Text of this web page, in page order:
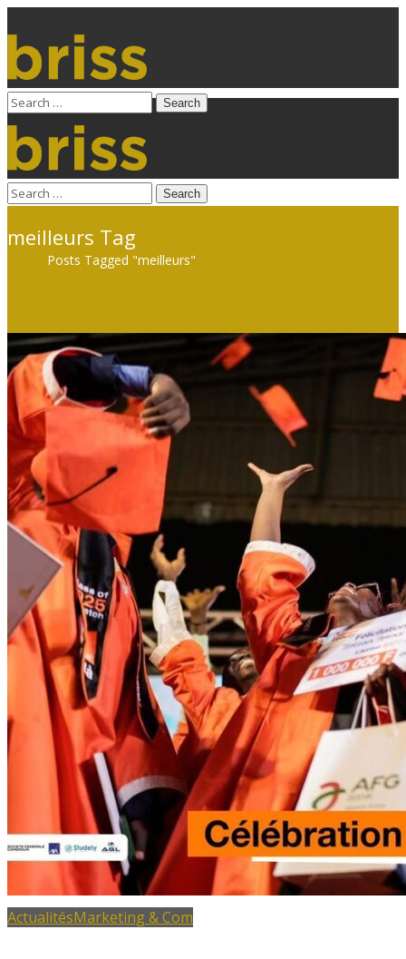
meilleurs Tag
Posts Tagged "meilleurs"
ActualitésMarketing & Com